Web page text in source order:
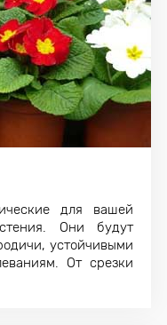
для вашей
Они будут
устойчивыми
От срезки